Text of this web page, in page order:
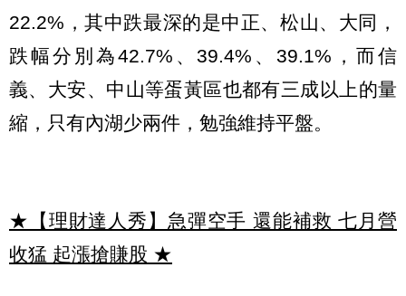
22.2%，其中跌最深的是中正、松山、大同，
跌幅分別為42.7%、39.4%、39.1%，而信
義、大安、中山等蛋黃區也都有三成以上的量
縮，只有內湖少兩件，勉強維持平盤。
★【理財達人秀】急彈空手 還能補救 七月營
收猛 起漲搶賺股 ★